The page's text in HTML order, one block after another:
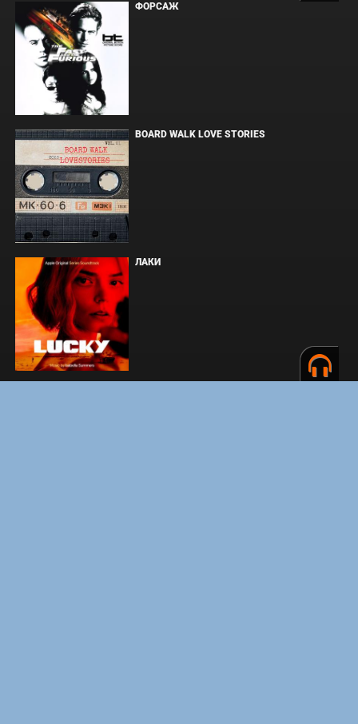
ФОРСАЖ
BOARD WALK LOVE STORIES
ЛАКИ